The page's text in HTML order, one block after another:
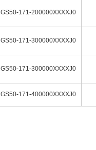
GS50-171-200000XXXXJ0
GS50-171-300000XXXXJ0
GS50-171-300000XXXXJ0
GS50-171-400000XXXXJ0